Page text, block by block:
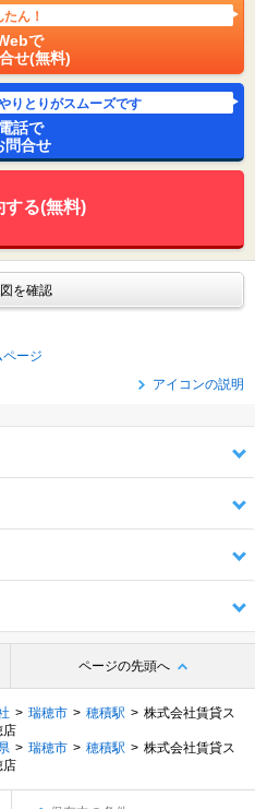
ん！
で
せ(無料)
りとりがスムーズです
電話で
問合せ
する(無料)
を確認
ージ
アイコンの説明
ページの先頭へ
瑞穂市 穂積駅
株式会社賃貸ス
店
瑞穂市 穂積駅
株式会社賃貸ス
店